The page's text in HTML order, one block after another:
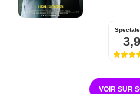
3,9
VOIR SUR